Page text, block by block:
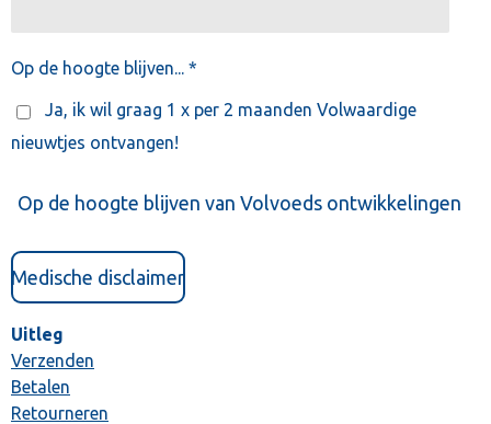
Op de hoogte blijven... *
Ja, ik wil graag 1 x per 2 maanden Volwaardige
nieuwtjes ontvangen!
Op de hoogte blijven van Volvoeds ontwikkelingen
Medische disclaimer
Uitleg
Verzenden
Betalen
Retourneren